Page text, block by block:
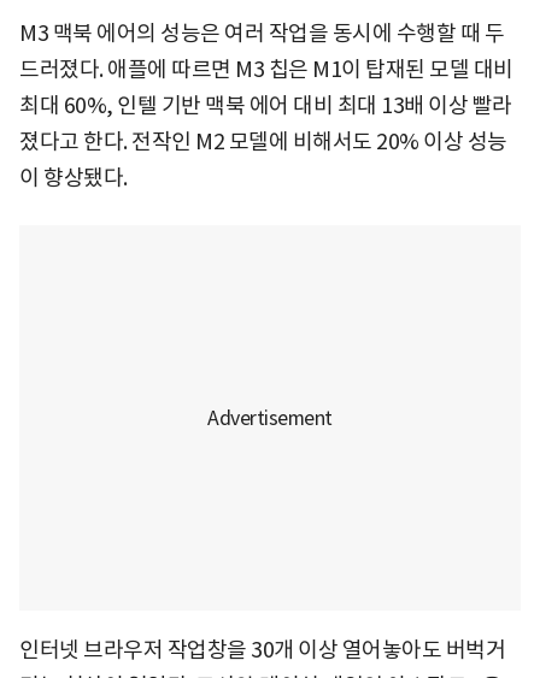
M3 맥북 에어의 성능은 여러 작업을 동시에 수행할 때 두
드러졌다. 애플에 따르면 M3 칩은 M1이 탑재된 모델 대비
최대 60%, 인텔 기반 맥북 에어 대비 최대 13배 이상 빨라
졌다고 한다. 전작인 M2 모델에 비해서도 20% 이상 성능
이 향상됐다.
인터넷 브라우저 작업창을 30개 이상 열어놓아도 버벅거